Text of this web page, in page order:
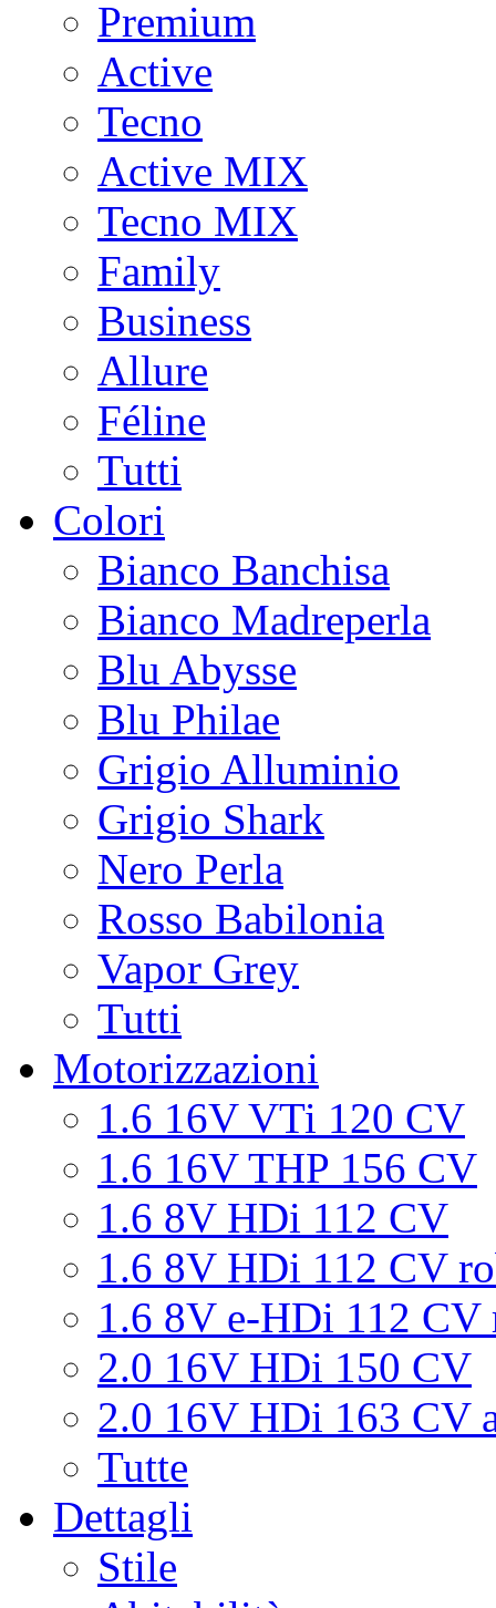
Premium
Active
Tecno
Active MIX
Tecno MIX
Family
Business
Allure
Féline
Tutti
Colori
Bianco Banchisa
Bianco Madreperla
Blu Abysse
Blu Philae
Grigio Alluminio
Grigio Shark
Nero Perla
Rosso Babilonia
Vapor Grey
Tutti
Motorizzazioni
1.6 16V VTi 120 CV
1.6 16V THP 156 CV
1.6 8V HDi 112 CV
1.6 8V HDi 112 CV
1.6 8V e-HDi 112 CV
2.0 16V HDi 150 CV
2.0 16V HDi 163 CV
Tutte
Dettagli
Stile